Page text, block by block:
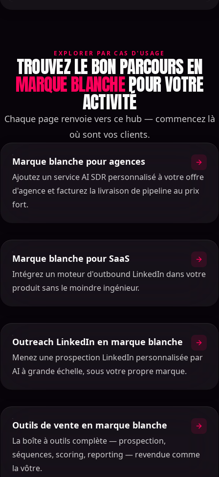
EXPLORER PAR CAS D'USAGE
TROUVEZ LE BON PARCOURS EN
MARQUE BLANCHEPOUR VOTRE
ACTIVITÉ
Chaque page renvoie vers ce hub — commencez là
où sont vos clients.
Marque blanche pour agences
Ajoutez un service AI SDR personnalisé à votre offre
d'agence et facturez la livraison de pipeline au prix
fort.
Marque blanche pour SaaS
Intégrez un moteur d'outbound LinkedIn dans votre
produit sans le moindre ingénieur.
Outreach LinkedIn en marque blanche
Menez une prospection LinkedIn personnalisée par
AI à grande échelle, sous votre propre marque.
Outils de vente en marque blanche
La boîte à outils complète — prospection,
séquences, scoring, reporting — revendue comme
la vôtre.